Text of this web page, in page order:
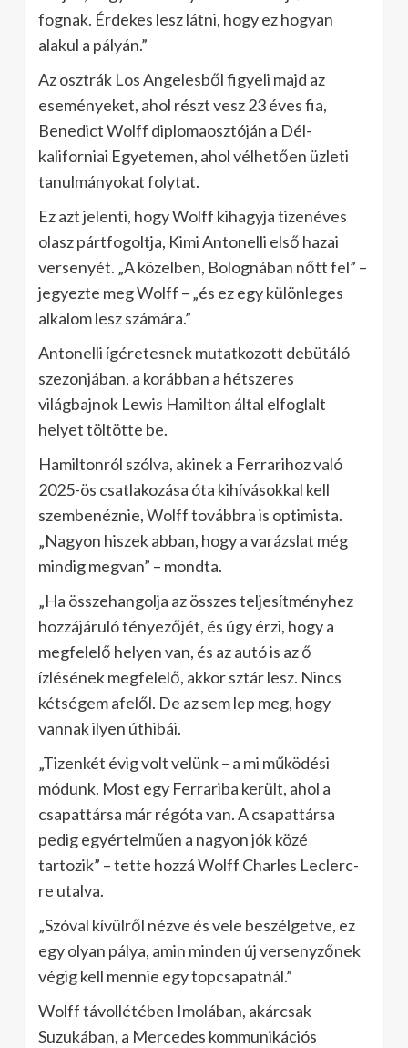
fognak. Érdekes lesz látni, hogy ez hogyan
alakul a pályán.”
Az osztrák Los Angelesből figyeli majd az
eseményeket, ahol részt vesz 23 éves fia,
Benedict Wolff diplomaosztóján a Dél-
kaliforniai Egyetemen, ahol vélhetően üzleti
tanulmányokat folytat.
Ez azt jelenti, hogy Wolff kihagyja tizenéves
olasz pártfogoltja, Kimi Antonelli első hazai
versenyét. „A közelben, Bolognában nőtt fel” –
jegyezte meg Wolff – „és ez egy különleges
alkalom lesz számára.”
Antonelli ígéretesnek mutatkozott debütáló
szezonjában, a korábban a hétszeres
világbajnok Lewis Hamilton által elfoglalt
helyet töltötte be.
Hamiltonról szólva, akinek a Ferrarihoz való
2025-ös csatlakozása óta kihívásokkal kell
szembenéznie, Wolff továbbra is optimista.
„Nagyon hiszek abban, hogy a varázslat még
mindig megvan” – mondta.
„Ha összehangolja az összes teljesítményhez
hozzájáruló tényezőjét, és úgy érzi, hogy a
megfelelő helyen van, és az autó is az ő
ízlésének megfelelő, akkor sztár lesz. Nincs
kétségem afelől. De az sem lep meg, hogy
vannak ilyen úthibái.
„Tizenkét évig volt velünk – a mi működési
módunk. Most egy Ferrariba került, ahol a
csapattársa már régóta van. A csapattársa
pedig egyértelműen a nagyon jók közé
tartozik” – tette hozzá Wolff Charles Leclerc-
re utalva.
„Szóval kívülről nézve és vele beszélgetve, ez
egy olyan pálya, amin minden új versenyzőnek
végig kell mennie egy topcsapatnál.”
Wolff távollétében Imolában, akárcsak
Suzukában, a Mercedes kommunikációs